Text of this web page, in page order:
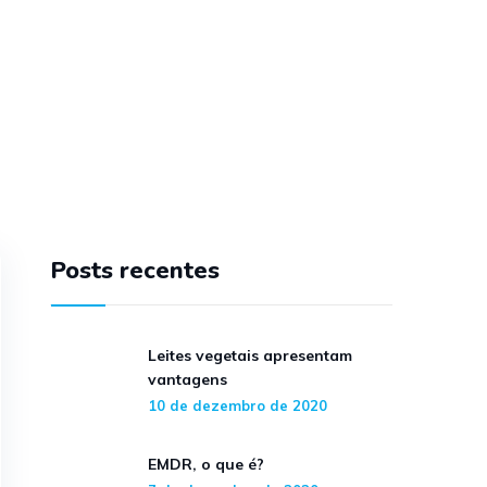
Posts recentes
Leites vegetais apresentam
vantagens
10 de dezembro de 2020
EMDR, o que é?